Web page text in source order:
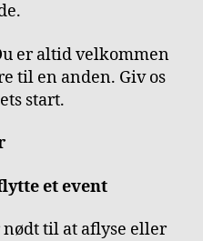
er altid velkommen
til en anden. Giv os
start.
et event
til at aflyse eller